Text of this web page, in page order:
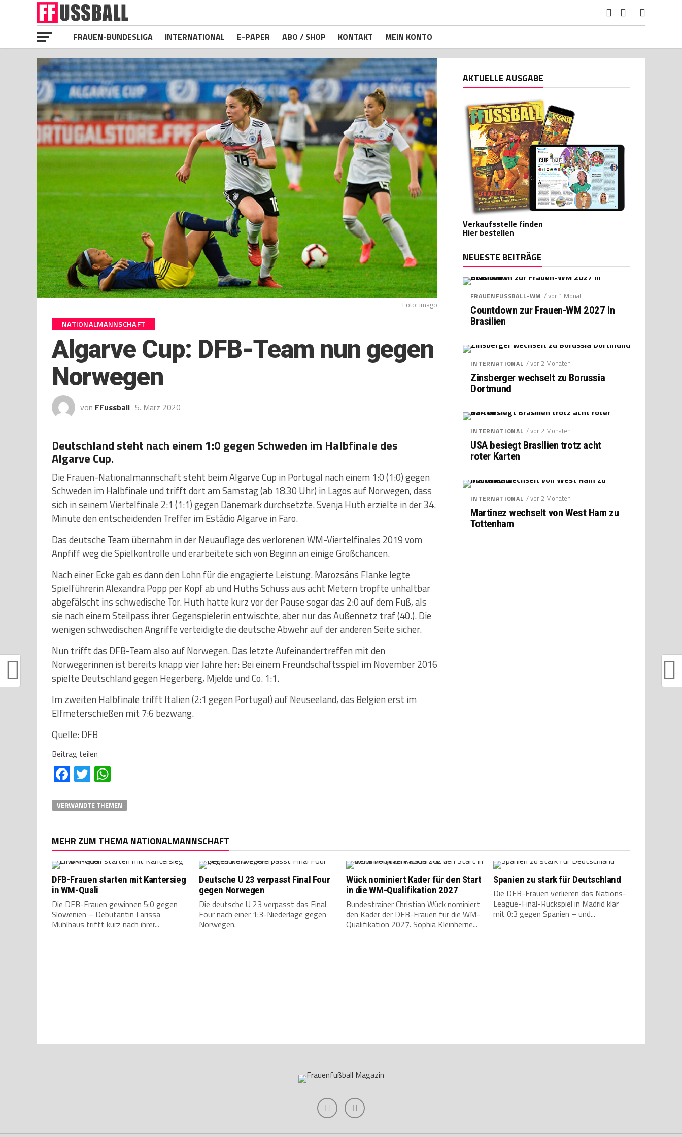
FRAUEN-BUNDESLIGA INTERNATIONAL E-PAPER ABO / SHOP KONTAKT MEIN KONTO
Foto: imago
NATIONALMANNSCHAFT
Algarve Cup: DFB-Team nun gegen
Norwegen
von FFussball 5. März 2020
Deutschland steht nach einem 1:0 gegen Schweden im Halbfinale des
Algarve Cup.
Die Frauen-Nationalmannschaft steht beim Algarve Cup in Portugal nach einem 1:0 (1:0) gegen
Schweden im Halbfinale und trifft dort am Samstag (ab 18.30 Uhr) in Lagos auf Norwegen, dass
sich in seinem Viertelfinale 2:1 (1:1) gegen Dänemark durchsetzte. Svenja Huth erzielte in der 34.
Minute den entscheidenden Treffer im Estádio Algarve in Faro.
Das deutsche Team übernahm in der Neuauflage des verlorenen WM-Viertelfinales 2019 vom
Anpfiff weg die Spielkontrolle und erarbeitete sich von Beginn an einige Großchancen.
Nach einer Ecke gab es dann den Lohn für die engagierte Leistung. Marozsáns Flanke legte
Spielführerin Alexandra Popp per Kopf ab und Huths Schuss aus acht Metern tropfte unhaltbar
abgefälscht ins schwedische Tor. Huth hatte kurz vor der Pause sogar das 2:0 auf dem Fuß, als
sie nach einem Steilpass ihrer Gegenspielerin entwischte, aber nur das Außennetz traf (40.). Die
wenigen schwedischen Angriffe verteidigte die deutsche Abwehr auf der anderen Seite sicher.
Nun trifft das DFB-Team also auf Norwegen. Das letzte Aufeinandertreffen mit den
Norwegerinnen ist bereits knapp vier Jahre her: Bei einem Freundschaftsspiel im November 2016
spielte Deutschland gegen Hegerberg, Mjelde und Co. 1:1.
Im zweiten Halbfinale trifft Italien (2:1 gegen Portugal) auf Neuseeland, das Belgien erst im
Elfmeterschießen mit 7:6 bezwang.
Quelle: DFB
Beitrag teilen
Facebook
Twitter
VERWANDTE THEMEN
AKTUELLE AUSGABE
Verkaufsstelle finden
Hier bestellen
NEUESTE BEITRÄGE
FRAUENFUSSBALL-WM / vor 1 Monat
Countdown zur Frauen-WM 2027 in
Brasilien
INTERNATIONAL / vor 2 Monaten
Zinsberger wechselt zu Borussia
Dortmund
INTERNATIONAL / vor 2 Monaten
USA besiegt Brasilien trotz acht
roter Karten
INTERNATIONAL / vor 2 Monaten
Martinez wechselt von West Ham zu
Tottenham
MEHR ZUM THEMA NATIONALMANNSCHAFT
DFB-Frauen starten mit Kantersieg
in WM-Quali
Die DFB-Frauen gewinnen 5:0 gegen
Slowenien – Debütantin Larissa
Mühlhaus trifft kurz nach ihrer...
Deutsche U 23 verpasst Final Four
gegen Norwegen
Die deutsche U 23 verpasst das Final
Four nach einer 1:3-Niederlage gegen
Norwegen.
Wück nominiert Kader für den Start
in die WM-Qualifikation 2027
Bundestrainer Christian Wück nominiert
den Kader der DFB-Frauen für die WM-
Qualifikation 2027. Sophia Kleinherne...
Spanien zu stark für Deutschland
Die DFB-Frauen verlieren das Nations-
League-Final-Rückspiel in Madrid klar
mit 0:3 gegen Spanien – und...